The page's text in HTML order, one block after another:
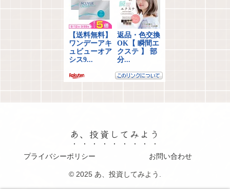
あ、投資してみよう
プライバシーポリシー お問い合わせ
© 2025 あ、投資してみよう.